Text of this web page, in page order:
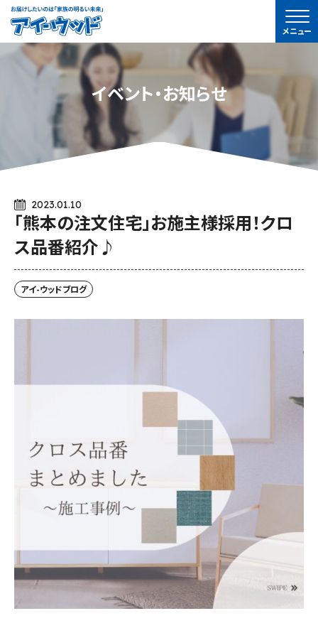
ア
イ-
ウ
メニュー
イベント・お知らせ
2023.01.10
「熊本の注文住宅」お施主様採用！クロ
ス品番紹介♪
アイ-ウッドブログ